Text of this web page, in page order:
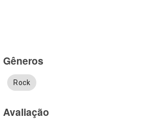
Gêneros
Rock
Avaliação